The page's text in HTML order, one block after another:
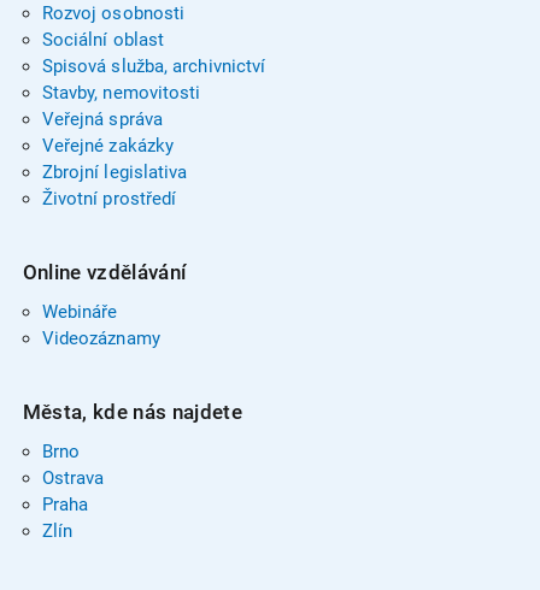
Rozvoj osobnosti
Sociální oblast
Spisová služba, archivnictví
Stavby, nemovitosti
Veřejná správa
Veřejné zakázky
Zbrojní legislativa
Životní prostředí
Online vzdělávání
Webináře
Videozáznamy
Města, kde nás najdete
Brno
Ostrava
Praha
Zlín